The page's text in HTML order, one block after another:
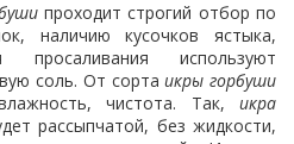
проходит строгий отбор по
наличию кусочков ястыка,
используют
соль. От сортаикры горбуши
чистота. Так, икра
рассыпчатой, без жидкости,